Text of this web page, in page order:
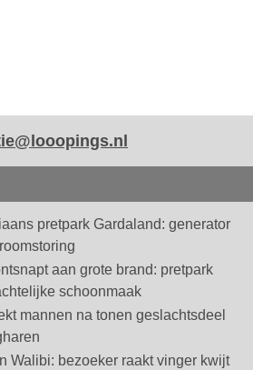
pretpark Gardaland: generator
aan grote brand: pretpark
schoonmaak
mannen na tonen geslachtsdeel
Walibi: bezoeker raakt vinger kwijt